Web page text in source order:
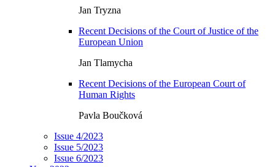
Jan Tryzna
Recent Decisions of the Court of Justice of the
European Union
Jan Tlamycha
Recent Decisions of the European Court of
Human Rights
Pavla Boučková
Issue 4/2023
Issue 5/2023
Issue 6/2023